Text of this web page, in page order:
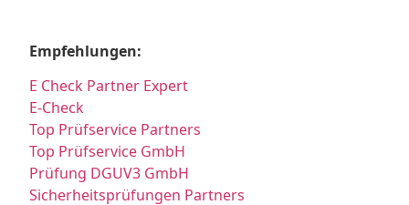
Empfehlungen:
E Check Partner Expert
E-Check
Top Prüfservice Partners
Top Prüfservice GmbH
Prüfung DGUV3 GmbH
Sicherheitsprüfungen Partners